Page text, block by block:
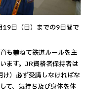
日（日）までの9日間で
も兼ねて鉄道ルールを主
ます。JR資格者保持者は
）必ず受講しなければな
て、気持ち及び身体を休